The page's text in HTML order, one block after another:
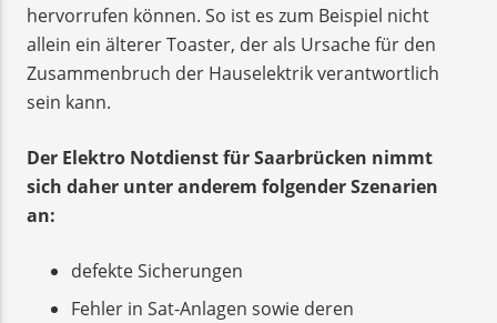
hervorrufen können. So ist es zum Beispiel nicht
allein ein älterer Toaster, der als Ursache für den
Zusammenbruch der Hauselektrik verantwortlich
sein kann.
Der Elektro Notdienst für Saarbrücken nimmt
sich daher unter anderem folgender Szenarien
an:
defekte Sicherungen
Fehler in Sat-Anlagen sowie deren